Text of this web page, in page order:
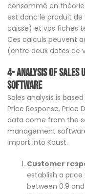
consommé en
est donc le produit
caisse) et vos fiches
Ces calculs peuvent
(entre deux dates de
4- Analysis of sales
software
Sales analysis is
Price Response, Price
data come from the
management
import into Koust.
Customer
establish a price
between 0.9 and